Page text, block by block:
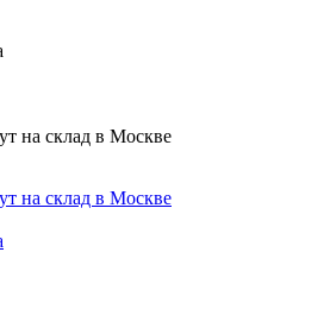
на склад в Москве
на склад в Москве